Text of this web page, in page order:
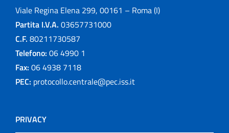
Viale Regina Elena 299, 00161 – Roma (I)
Partita I.V.A. 03657731000
C.F. 80211730587
Telefono: 06 4990 1
Fax: 06 4938 7118
PEC: protocollo.centrale@pec.iss.it
PRIVACY